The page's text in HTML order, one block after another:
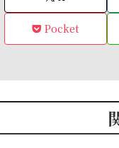
Pocket